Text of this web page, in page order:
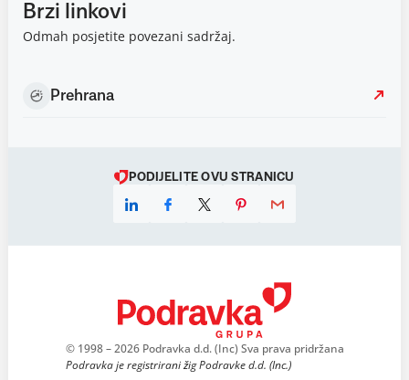
Brzi linkovi
Odmah posjetite povezani sadržaj.
Prehrana
PODIJELITE OVU STRANICU
© 1998 – 2026 Podravka d.d. (Inc) Sva prava pridržana
Podravka je registrirani žig Podravke d.d. (Inc.)